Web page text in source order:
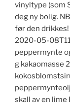
vinyltype (som
deg ny bolig.
før den
2020-05-
peppermynte
g kakaomasse
skall av en lime